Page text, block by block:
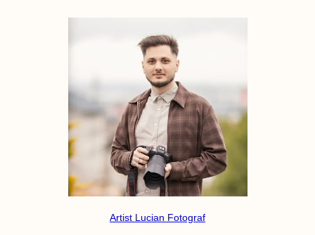
Artist Lucian Fotograf